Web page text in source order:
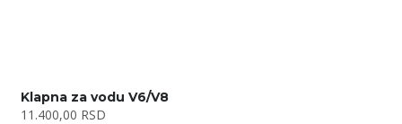
Klapna za vodu V6/V8
11.400,00 RSD